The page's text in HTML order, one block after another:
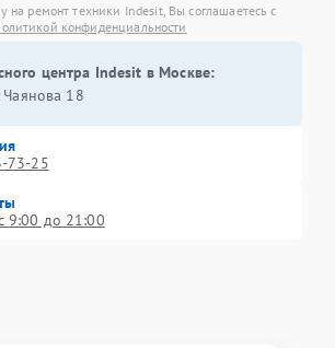
на ремонт техники Indesit, Вы соглашаетесь с
конфиденциальности
центра Indesit в Москве:
Чаянова 18
73-25
9:00 до 21:00